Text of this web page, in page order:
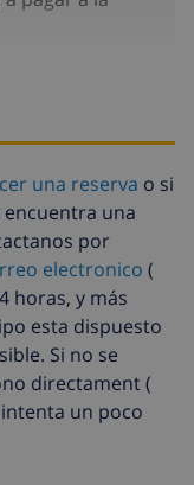
de energía
una reserva o si
una
por
electronico (
horas, y más
esta dispuesto
Si no se
directament (
un poco